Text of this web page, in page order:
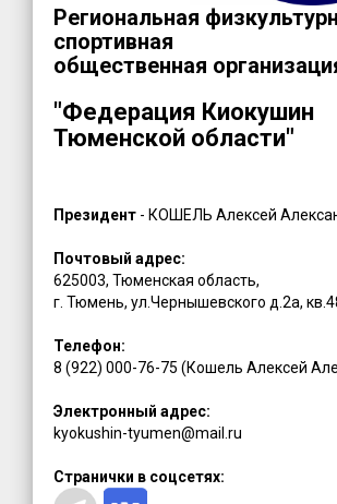
Региональная
спортивная
общественная
"Федерация Киокушин
Тюменской области"
Президент - КОШЕЛЬ Алексей
Почтовый адрес:
625003, Тюменская область,
г. Тюмень, ул.Чернышевского д.2а,
Телефон:
8 (922) 000-76-75 (Кошель Алексей
Электронный адрес:
kyokushin-tyumen@mail.ru
Странички в соцсетях: